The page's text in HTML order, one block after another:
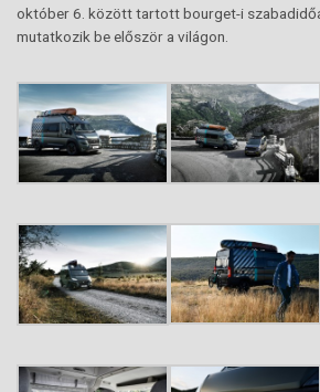
október 6. között tartott bourget-i
mutatkozik be először a világon.